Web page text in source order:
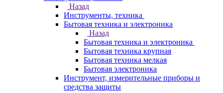
Назад
Инструменты, техника
Бытовая техника и электроника
Назад
Бытовая техника и электроника
Бытовая техника крупная
Бытовая техника мелкая
Бытовая электроника
Инструмент, измерительные приборы и
средства защиты